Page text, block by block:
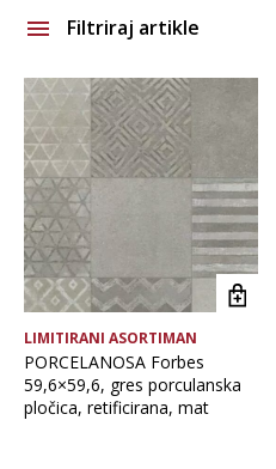
Filtriraj artikle
Brand
Debljina
Format pločice
Glavna boja
Namjena pločice
LIMITIRANI ASORTIMAN
PORCELANOSA Forbes
59,6×59,6, gres porculanska
pločica, retificirana, mat